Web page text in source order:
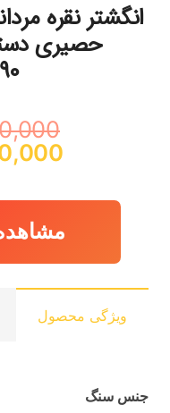
انگشتر نقره
حصیری
قیمت
اصلی:
بود.
ویژگی محصول
جنس سنگ